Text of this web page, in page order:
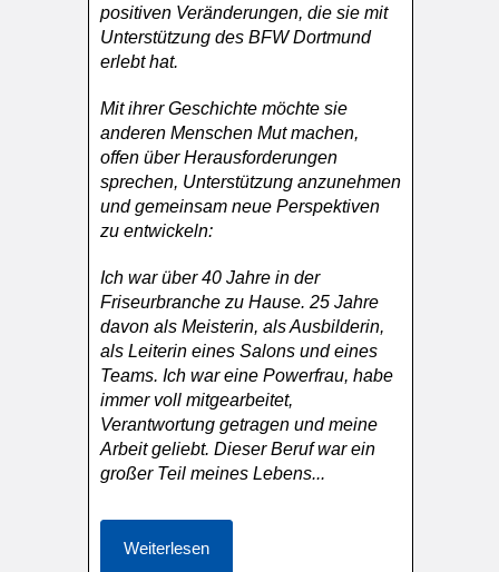
positiven Veränderungen, die sie mit
Unterstützung des BFW Dortmund
erlebt hat.
Mit ihrer Geschichte möchte sie
anderen Menschen Mut machen,
offen über Herausforderungen
sprechen, Unterstützung anzunehmen
und gemeinsam neue Perspektiven
zu entwickeln:
Ich war über 40 Jahre in der
Friseurbranche zu Hause. 25 Jahre
davon als Meisterin, als Ausbilderin,
als Leiterin eines Salons und eines
Teams. Ich war eine Powerfrau, habe
immer voll mitgearbeitet,
Verantwortung getragen und meine
Arbeit geliebt. Dieser Beruf war ein
großer Teil meines Lebens...
Weiterlesen